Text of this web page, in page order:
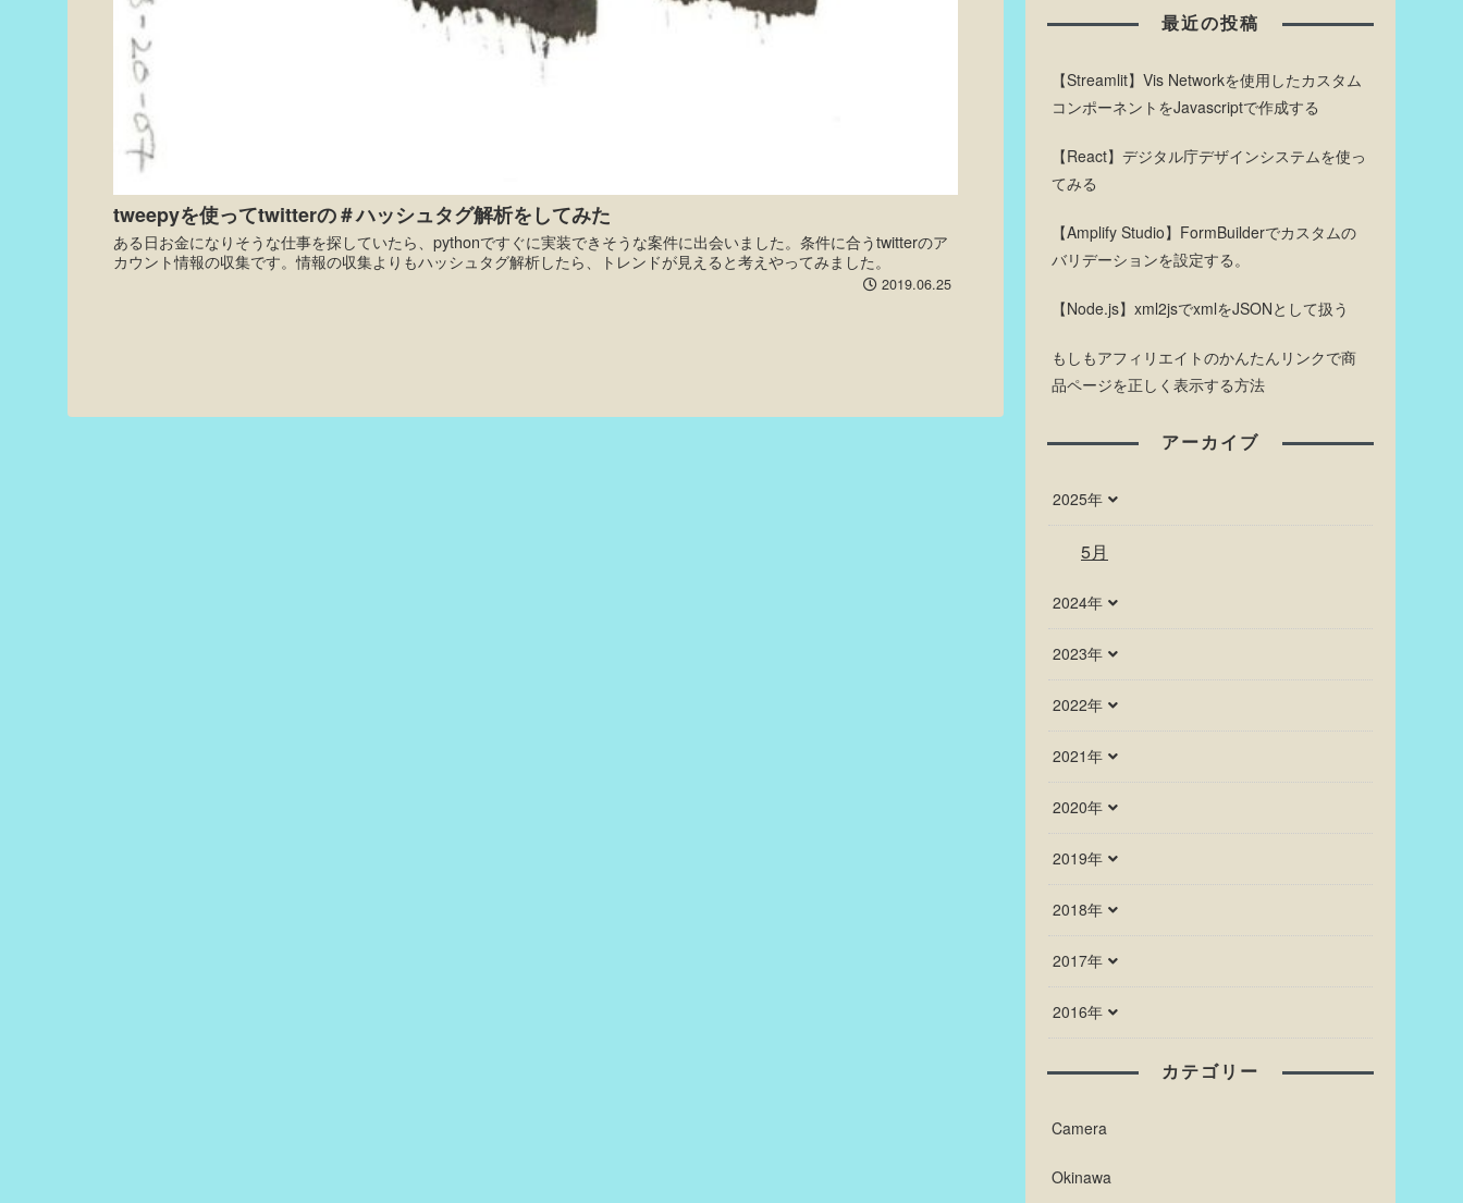
tweepyを使ってtwitterの＃ハッシュタグ解析をしてみた
ある日お金になりそうな仕事を探していたら、pythonですぐに実装できそうな案件に出会いました。条件に合うtwitterのア
カウント情報の収集です。情報の収集よりもハッシュタグ解析したら、トレンドが見えると考えやってみました。
2019.06.25
最近の投稿
【Streamlit】Vis Networkを使用したカスタム
コンポーネントをJavascriptで作成する
【React】デジタル庁デザインシステムを使っ
てみる
【Amplify Studio】FormBuilderでカスタムの
バリデーションを設定する。
【Node.js】xml2jsでxmlをJSONとして扱う
もしもアフィリエイトのかんたんリンクで商
品ページを正しく表示する方法
アーカイブ
2025年
5月
2024年
2023年
2022年
2021年
2020年
2019年
2018年
2017年
2016年
カテゴリー
Camera
Okinawa